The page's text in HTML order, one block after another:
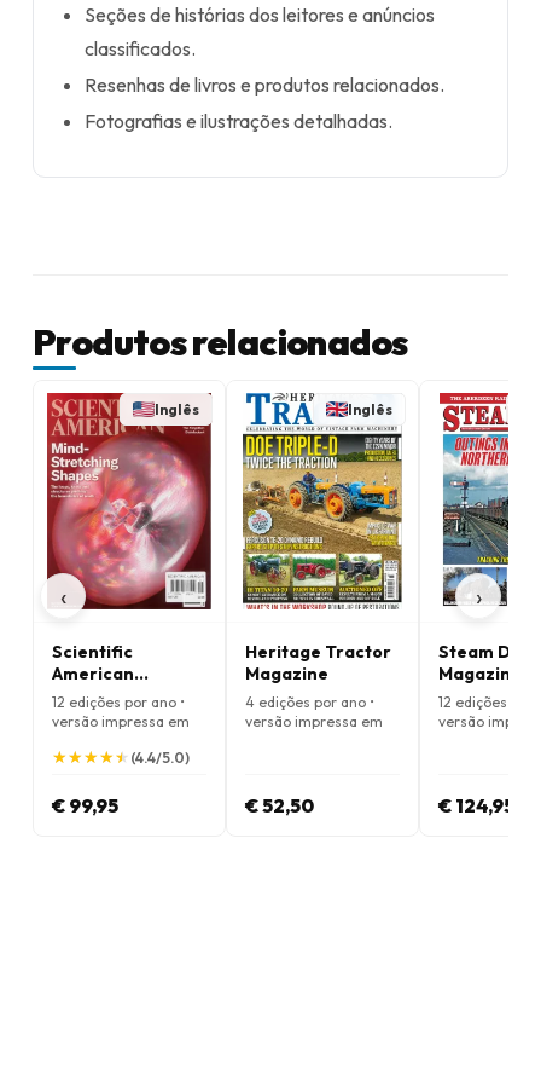
Seções de histórias dos leitores e anúncios
classificados.
Resenhas de livros e produtos relacionados.
Fotografias e ilustrações detalhadas.
Produtos relacionados
‹
Inglês
Scientific
American
Magazine
12 edições por ano •
versão impressa em
★
★★
★★
★★
★★
★ (4.4/5.0)
€ 99,95
Inglês
Heritage Tractor
Magazine
4 edições por ano •
versão impressa em
€ 52,50
Steam Days
Magazine
12 edições por
versão
€ 124,95
›